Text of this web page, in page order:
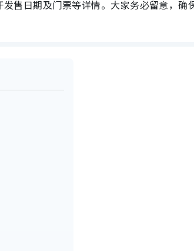
售日期及门票等详情。大家务必留意，确